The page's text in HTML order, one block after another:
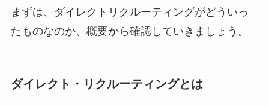
まずは、ダイレクトリクルーティングがどういっ
たものなのか、概要から確認していきましょう。
ダイレクト・リクルーティングとは